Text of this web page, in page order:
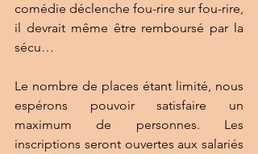
comédie déclenche fou-rire sur fou-rire,
il devrait même être remboursé par la
sécu…
Le nombre de places étant limité, nous
espérons pouvoir satisfaire un
maximum de personnes. Les
inscriptions seront ouvertes aux salariés